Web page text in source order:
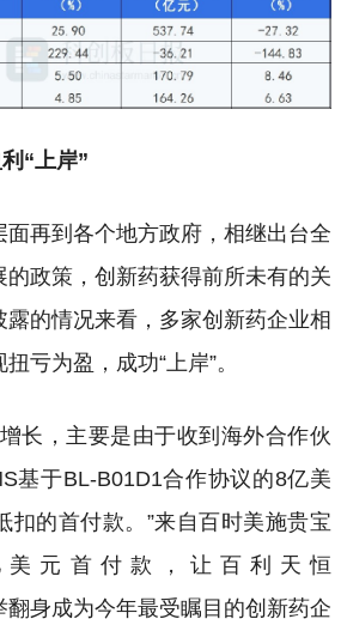
“上岸”
再到各个地方政府，相继出台全
政策，创新药获得前所未有的关
的情况来看，多家创新药企业相
亏为盈，成功“上岸”。
长，主要是由于收到海外合作伙
基于BL-B01D1合作协议的8亿美
扣的首付款。”来自百时美施贵宝
美元首付款，让百利天恒
翻身成为今年最受瞩目的创新药企